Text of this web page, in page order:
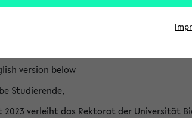
2026:
version below
Studierende,
2023 verleiht das Rektorat der Universität